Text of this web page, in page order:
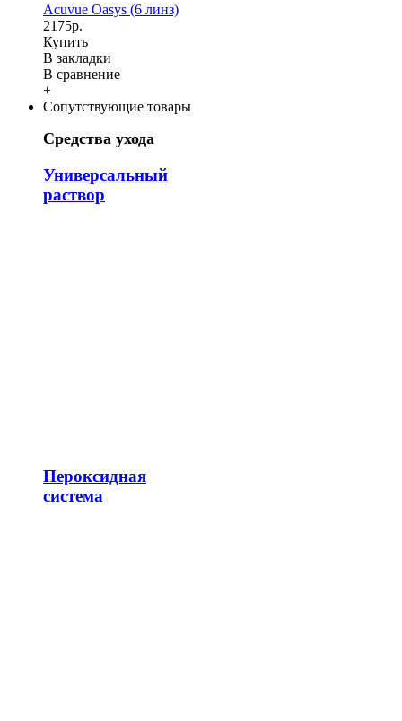
Acuvue Oasys (6 линз)
2175р.
Купить
В закладки
В сравнение
+
Сопутствующие товары
Средства ухода
Универсальный
раствор
Пероксидная
система